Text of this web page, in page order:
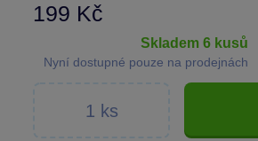
199 Kč
skladem 6 kusů
Nyní dostupné pouze na prodejnách